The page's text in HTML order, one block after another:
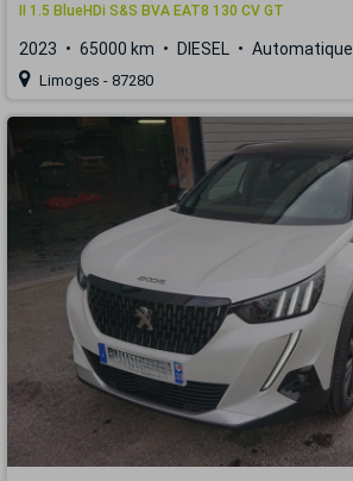
II 1.5 BlueHDi S&S BVA EAT8 130 CV GT
2023 65000 km DIESEL Automatique
Limoges - 87280